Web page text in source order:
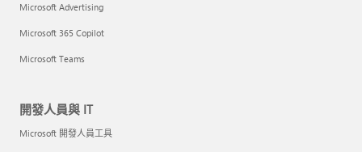
Microsoft Advertising
Microsoft 365 Copilot
Microsoft Teams
開發人員與 IT
Microsoft 開發人員工具